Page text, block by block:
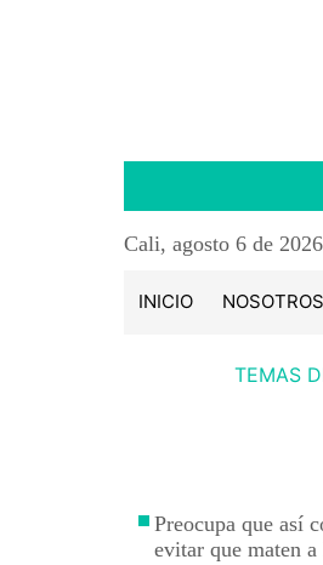
Cali, agosto 6 de
INICIO NOSOTROS
TEMAS
Preocupa que así
evitar que maten